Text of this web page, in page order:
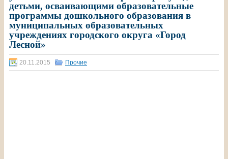
детьми, осваивающими образовательные
программы дошкольного образования в
муниципальных образовательных
учреждениях городского округа «Город
Лесной»
20.11.2015 Прочие